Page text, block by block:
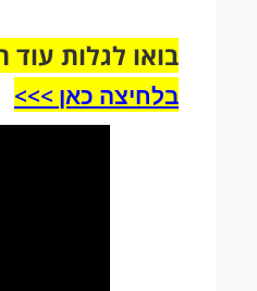
בואו לגלות
בלחיצה כאן >>>​